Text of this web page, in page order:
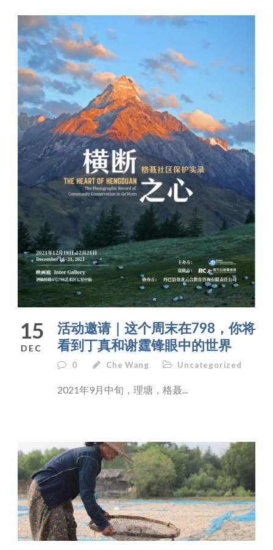
15
DEC
活动邀请｜这个周末在798，你将
看到丁真和谢霆锋眼中的世界
0 Che Wang Uncategorized
​2021年9月中旬，理塘，格聂...